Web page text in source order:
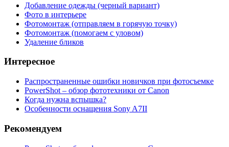
Добавление одежды (черный вариант)
Фото в интерьере
Фотомонтаж (отправляем в горячую точку)
Фотомонтаж (помогаем с уловом)
Удаление бликов
Интересное
Распространенные ошибки новичков при фотосъемке
PowerShot – обзор фототехники от Canon
Когда нужна вспышка?
Особенности оснащения Sony A7ІІ
Рекомендуем